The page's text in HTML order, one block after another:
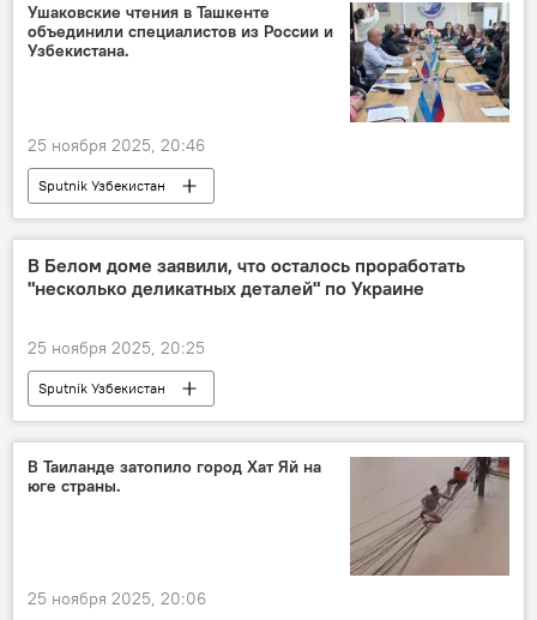
Ушаковские чтения в Ташкенте
объединили специалистов из России и
Узбекистана.
25 ноября 2025, 20:46
Sputnik Узбекистан
В Белом доме заявили, что осталось проработать
"несколько деликатных деталей" по Украине
25 ноября 2025, 20:25
Sputnik Узбекистан
Спецоперация России по защите Донбасса
В Таиланде затопило город Хат Яй на
юге страны.
25 ноября 2025, 20:06